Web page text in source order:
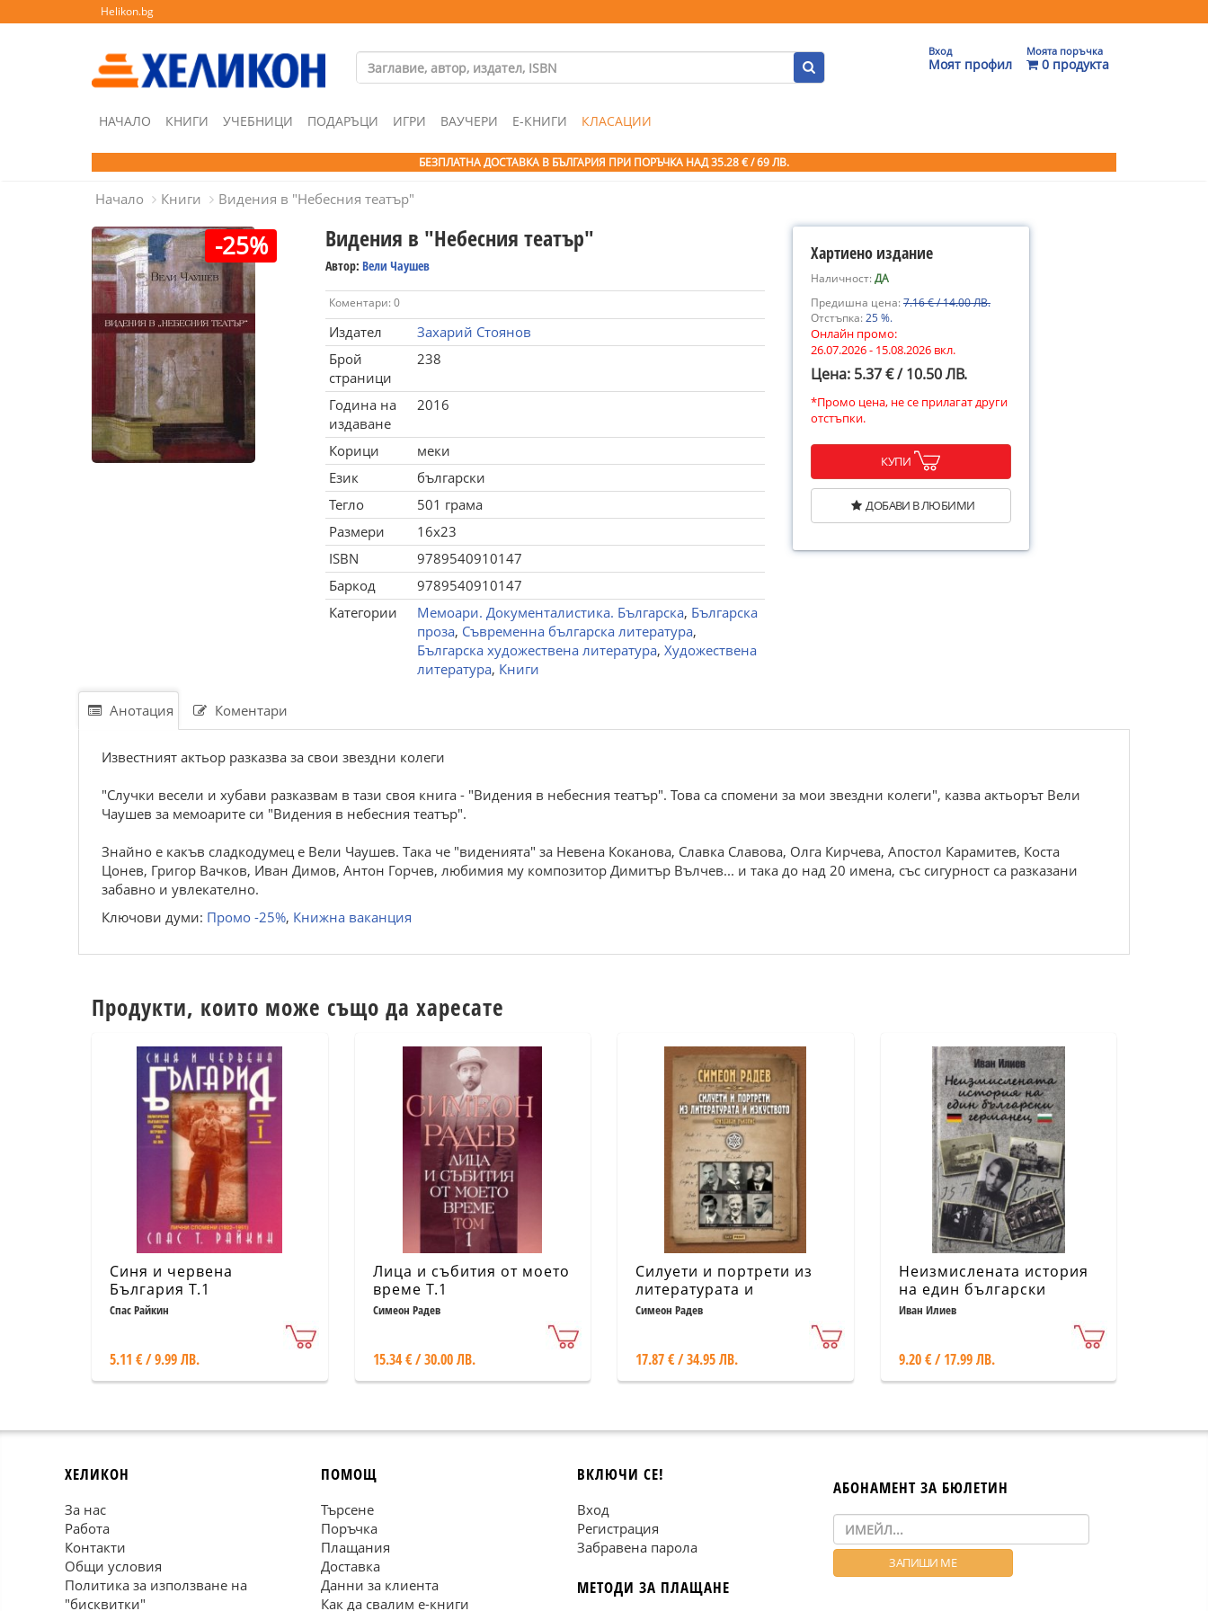
Helikon.bg
Вход
Моят профил
Моята поръчка
0 продукта
НАЧАЛО КНИГИ УЧЕБНИЦИ ПОДАРЪЦИ ИГРИ ВАУЧЕРИ Е-КНИГИ КЛАСАЦИИ
БЕЗПЛАТНА ДОСТАВКА В БЪЛГАРИЯ ПРИ ПОРЪЧКА НАД 35.28 € / 69 ЛВ.
Начало Книги Видения в "Небесния театър"
-25% Видения в "Небесния театър"
Автор: Вели Чаушев
Коментари: 0
Издател
Захарий Стоянов
Брой
страници
238
Година на
издаване
2016
Корици
меки
Език
български
Тегло
501 грама
Размери
16x23
ISBN
9789540910147
Баркод
9789540910147
Категории
Мемоари. Документалистика. Българска, Българска
проза, Съвременна българска литература,
Българска художествена литература, Художествена
литература, Книги
Хартиено издание
Наличност:ДА
Предишна цена:7.16 € / 14.00 ЛВ.
Отстъпка:25 %.
Онлайн промо:
26.07.2026 - 15.08.2026 вкл.
Цена: 5.37 € / 10.50 ЛВ.
*Промо цена, не се прилагат други
отстъпки.
КУПИ
ДОБАВИ В ЛЮБИМИ
Анотация Коментари
Известният актьор разказва за свои звездни колеги
"Случки весели и хубави разказвам в тази своя книга - "Видения в небесния театър". Това са спомени за мои звездни колеги", казва актьорът Вели
Чаушев за мемоарите си "Видения в небесния театър".
Знайно е какъв сладкодумец е Вели Чаушев. Така че "виденията" за Невена Коканова, Славка Славова, Олга Кирчева, Апостол Карамитев, Коста
Цонев, Григор Вачков, Иван Димов, Антон Горчев, любимия му композитор Димитър Вълчев... и така до над 20 имена, със сигурност са разказани
забавно и увлекателно.
Ключови думи: Промо -25%, Книжна ваканция
Продукти, които може също да харесате
Синя и червена
България Т.1
Спас Райкин
5.11 € / 9.99 ЛВ.
Лица и събития от моето
време Т.1
Симеон Радев
15.34 € / 30.00 ЛВ.
Силуети и портрети из
литературата и
изкуството /неиздаван
Симеон Радев
17.87 € / 34.95 ЛВ.
Неизмислената история
на един български
германец
Иван Илиев
9.20 € / 17.99 ЛВ.
ХЕЛИКОН
За нас
Работа
Контакти
Общи условия
Политика за използване на
"бисквитки"
ПОМОЩ
Търсене
Поръчка
Плащания
Доставка
Данни за клиента
Как да свалим е-книги
ВКЛЮЧИ СЕ!
Вход
Регистрация
Забравена парола
МЕТОДИ ЗА ПЛАЩАНЕ
АБОНАМЕНТ ЗА БЮЛЕТИН